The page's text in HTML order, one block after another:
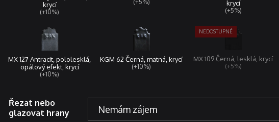
krycí
(+10%)
(+5%)
krycí
(+5%)
MX 127 Antracit, pololesklá,
opálový efekt, krycí
(+10%)
KGM 62 Černá, matná, krycí
(+10%)
MX 109 Černá, lesklá, krycí
(+5%)
Řezat nebo
glazovat hrany